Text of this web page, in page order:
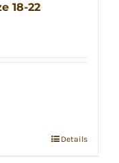
18-22
Details